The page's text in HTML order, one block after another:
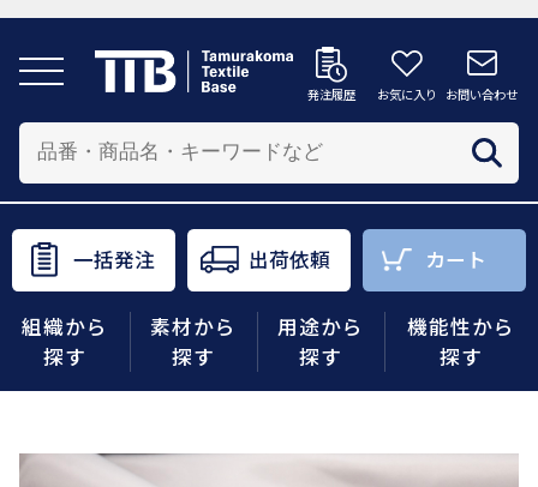
発注履歴 お気に入り お問い合わせ
一括発注 出荷依頼 カート
組織から
探す
素材から
探す
用途から
探す
機能性から
探す
発注履歴 お気に入り お問い合わせ
商品をさがす
組織から探す
素材から探す
カートへ
配送先を追加する
商品を投入する配送先を選択してください。